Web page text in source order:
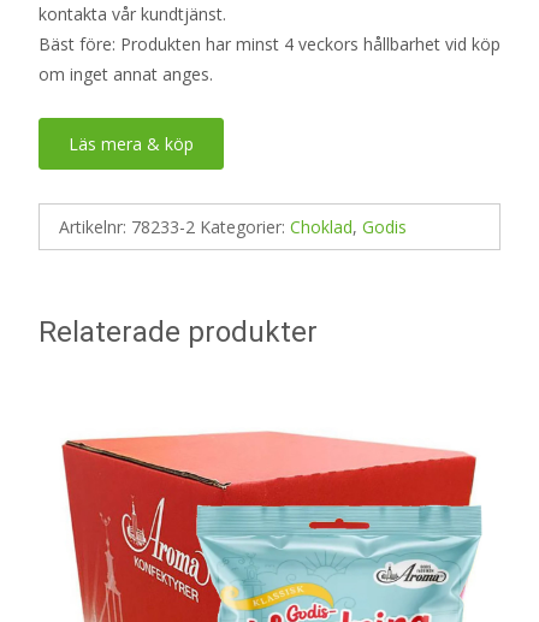
kontakta vår kundtjänst.
Bäst före: Produkten har minst 4 veckors hållbarhet vid köp
om inget annat anges.
Läs mera & köp
Artikelnr: 78233-2 Kategorier: Choklad, Godis
Relaterade produkter